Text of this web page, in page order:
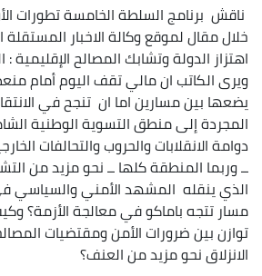
ناقش برنامج السلطة الخامسة تطورات
خلال مقال لموقع وكالة الاخبار
اهتزاز الدولة وتشابك المصالح الإقليمية
ويرى الكاتب ان مالي تقف اليوم أمام
يضعها بين مسارين اما ان تنجح في
المجردة إلى منطق التسوية الوطنية
دوامة الانقلابات والحروب والتحالفات
ــ وربما المنطقة كلها ــ نحو مزيد من
الذي ينقله المشهد الأمني
مسار تتجه باماكو في معالجة الأزمة؟
توازن بين ضرورات الأمن ومقتضيات
الانزلاق نحو مزيد من العنف؟